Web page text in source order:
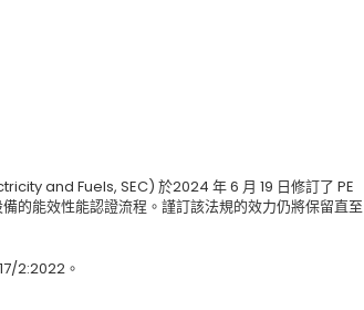
and Fuels, SEC) 於2024 年 6 月 19 日修訂了 PE
的能效性能認證流程。謹訂該法規的效力仍將保留直至
2:2022。